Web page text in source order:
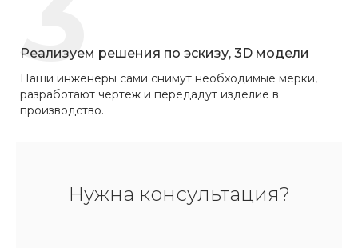
Реализуем решения по эскизу, 3D модели
Наши инженеры сами снимут необходимые мерки,
разработают чертёж и передадут изделие в
производство.
Нужна консультация?